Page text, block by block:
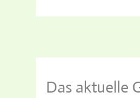
Das aktuelle